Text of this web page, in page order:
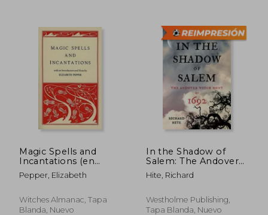
50%
dcto.
50%
dcto.
Magic Spells and
Incantations (en
Inglés)
Pepper, Elizabeth
Witches Almanac, Tapa
Blanda, Nuevo
In the Shadow of
Salem: The Andover
Witch Hunt of 1692
(en Inglés)
Hite, Richard
Westholme Publishing,
Tapa Blanda, Nuevo